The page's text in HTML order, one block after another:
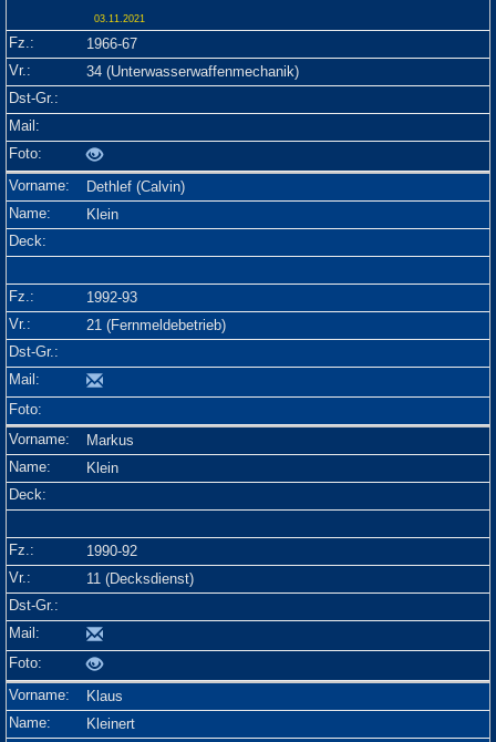
03.11.2021
1966-67
34 (Unterwasserwaffenmechanik)
Dethlef (Calvin)
Klein
1992-93
21 (Fernmeldebetrieb)
Markus
Klein
1990-92
11 (Decksdienst)
Klaus
Kleinert